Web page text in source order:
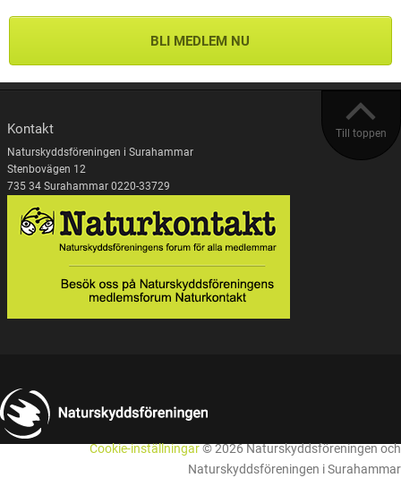
BLI MEDLEM NU
Till toppen
Kontakt
Naturskyddsföreningen i Surahammar
Stenbovägen 12
735 34 Surahammar 0220-33729
Cookie-inställningar© 2026 Naturskyddsföreningen och
Naturskyddsföreningen i Surahammar